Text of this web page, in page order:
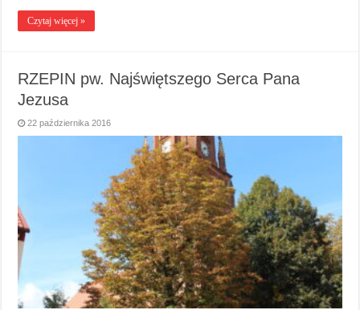
Czytaj więcej »
RZEPIN pw. Najświętszego Serca Pana
Jezusa
22 października 2016